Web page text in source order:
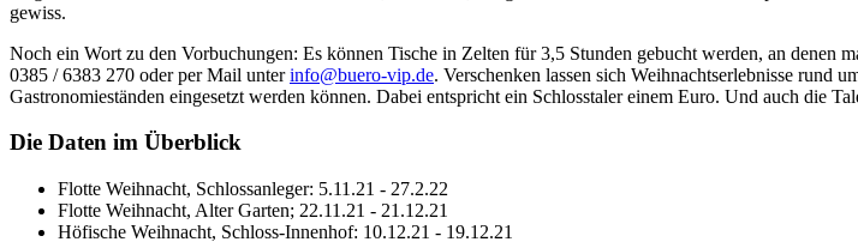
gewiss.
Noch ein Wort zu den Vorbuchungen: Es können Tische in Zelten für 3,5 Stunden gebucht werden, an denen
0385 / 6383 270 oder per Mail unterinfo@buero-vip.de. Verschenken lassen sich Weihnachtserlebnisse rund
Gastronomieständen eingesetzt werden können. Dabei entspricht ein Schlosstaler einem Euro. Und auch die
Die Daten im Überblick
Flotte Weihnacht, Schlossanleger: 5.11.21 - 27.2.22
Flotte Weihnacht, Alter Garten; 22.11.21 - 21.12.21
Höfische Weihnacht, Schloss-Innenhof: 10.12.21 - 19.12.21